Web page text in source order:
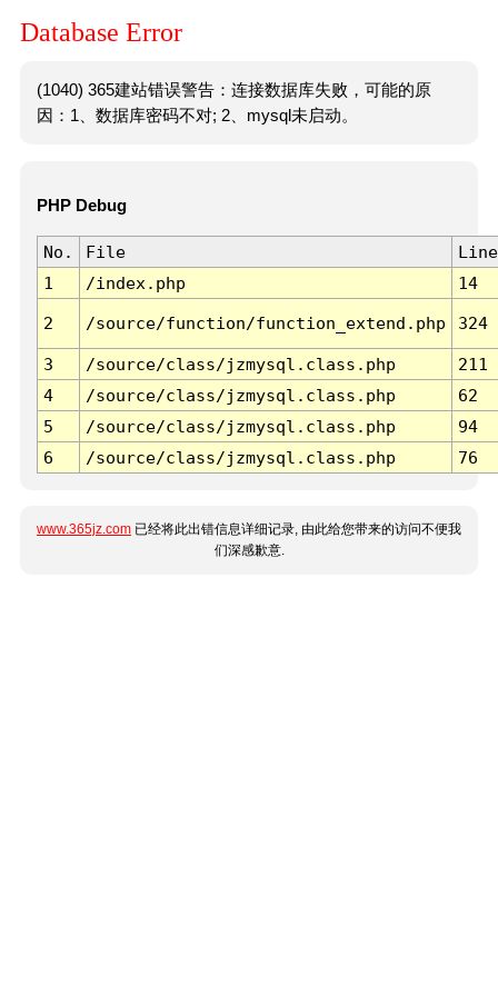
Database Error
(1040) 365建站错误警告：连接数据库失败，可能的原
因：1、数据库密码不对; 2、mysql未启动。
PHP Debug
No. File
Line
1
/index.php 14
2 /source/function/function_extend.php 324
3 /source/class/jzmysql.class.php
211
4
/source/class/jzmysql.class.php
62
5
/source/class/jzmysql.class.php
94
6
/source/class/jzmysql.class.php 76
www.365jz.com 已经将此出错信息详细记录, 由此给您带来的访问不便我
们深感歉意.